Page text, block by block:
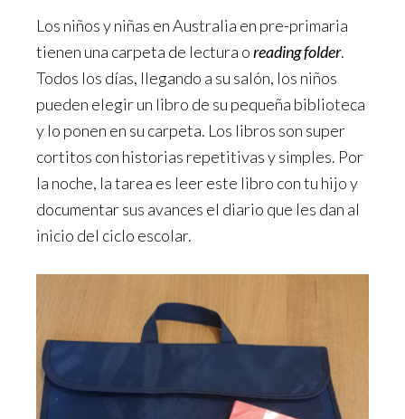
Los niños y niñas en Australia en pre-primaria
tienen una carpeta de lectura oreading folder.
Todos los días, llegando a su salón, los niños
pueden elegir un libro de su pequeña biblioteca
y lo ponen en su carpeta. Los libros son super
cortitos con historias repetitivas y simples. Por
la noche, la tarea es leer este libro con tu hijo y
documentar sus avances el diario que les dan al
inicio del ciclo escolar.